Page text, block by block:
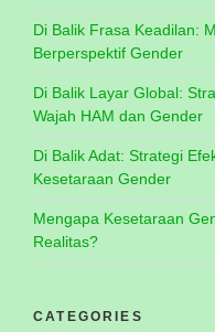
Di Balik Frasa Keadilan:
Berperspektif Gender
Di Balik Layar Global:
Wajah HAM dan Gender
Di Balik Adat: Strategi
Kesetaraan Gender
Mengapa Kesetaraan
Realitas?
CATEGORIES